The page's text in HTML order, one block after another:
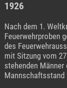
1926
Nach dem 1.
Feuerwehrproben
des
mit Sitzung vom
stehenden
Mannschaftsstand